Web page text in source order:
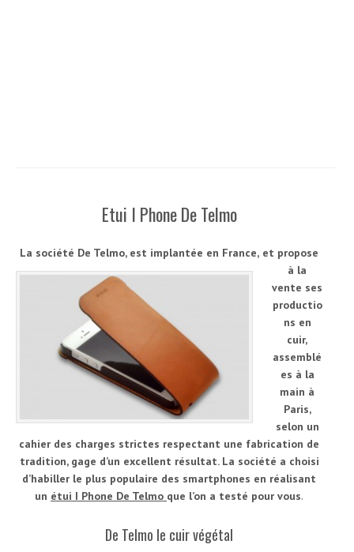
Etui I Phone De Telmo
La société De Telmo, est implantée en France, et propose
à la
vente ses
productio
ns en
cuir,
assemblé
es à la
main à
Paris,
selon un
cahier des charges strictes respectant une fabrication de
tradition, gage d’un excellent résultat. La société a choisi
d’habiller le plus populaire des smartphones en réalisant
un étui I Phone De Telmo que l’on a testé pour vous.
De Telmo le cuir végétal